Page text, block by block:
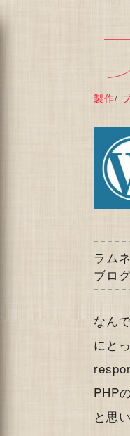
製作/
ラム
ブロ
なん
にと
PHP
と思